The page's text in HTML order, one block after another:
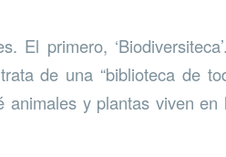
El primero,
de una “biblioteca de
y plantas viven en